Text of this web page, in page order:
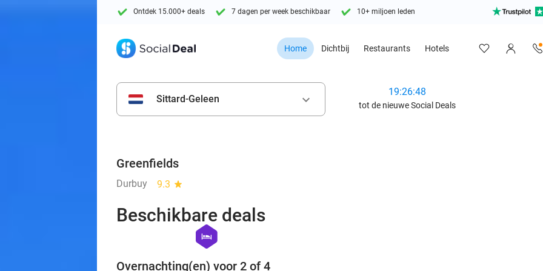
Ontdek 15.000+ deals 7 dagen per week beschikbaar 10+ miljoen leden
Home Dichtbij Restaurants Hotels
Sittard-Geleen keyboard_arrow_down
19:26:46
tot de nieuwe Social Deals
Greenfields
Durbuy 9.3 star
Beschikbare deals
hexagon
hotel
Overnachting(en) voor 2 of 4